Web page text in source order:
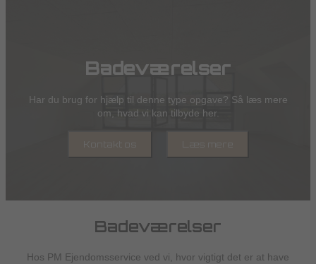
Badeværelser
Har du brug for hjælp til denne type opgave? Så læs mere
om, hvad vi kan tilbyde her.
Kontakt os Læs mere
Badeværelser
Hos PM Ejendomsservice ved vi, hvor vigtigt det er at have